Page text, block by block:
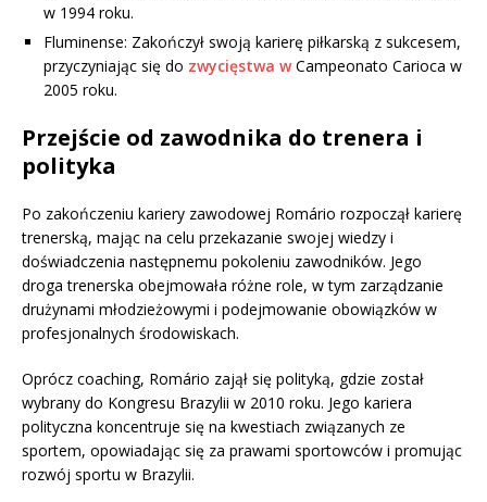
w 1994 roku.
Fluminense: Zakończył swoją karierę piłkarską z sukcesem,
przyczyniając się do zwycięstwa wCampeonato Carioca w
2005 roku.
Przejście od zawodnika do trenera i
polityka
Po zakończeniu kariery zawodowej Romário rozpoczął karierę
trenerską, mając na celu przekazanie swojej wiedzy i
doświadczenia następnemu pokoleniu zawodników. Jego
droga trenerska obejmowała różne role, w tym zarządzanie
drużynami młodzieżowymi i podejmowanie obowiązków w
profesjonalnych środowiskach.
Oprócz coaching, Romário zajął się polityką, gdzie został
wybrany do Kongresu Brazylii w 2010 roku. Jego kariera
polityczna koncentruje się na kwestiach związanych ze
sportem, opowiadając się za prawami sportowców i promując
rozwój sportu w Brazylii.